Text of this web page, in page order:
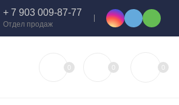
+ 7 903 009-87-77
Отдел продаж
0 0 0